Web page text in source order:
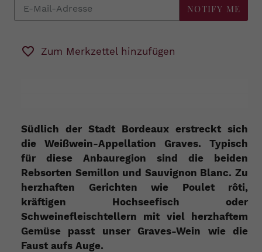
NOTIFY ME
Zum Merkzettel hinzufügen
Südlich der Stadt Bordeaux erstreckt sich
die Weißwein-Appellation Graves. Typisch
für diese Anbauregion sind die beiden
Rebsorten Semillon und Sauvignon Blanc. Zu
herzhaften Gerichten wie Poulet rôti,
kräftigen Hochseefisch oder
Schweinefleischtellern mit viel herzhaftem
Gemüse passt unser Graves-Wein wie die
Faust aufs Auge.